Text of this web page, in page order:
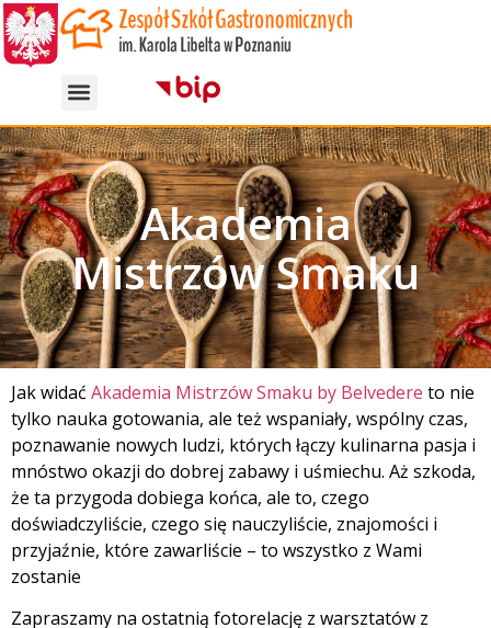
Akademia
Mistrzów Smaku
Jak widać Akademia Mistrzów Smaku by Belvedere to nie
tylko nauka gotowania, ale też wspaniały, wspólny czas,
poznawanie nowych ludzi, których łączy kulinarna pasja i
mnóstwo okazji do dobrej zabawy i uśmiechu. Aż szkoda,
że ta przygoda dobiega końca, ale to, czego
doświadczyliście, czego się nauczyliście, znajomości i
przyjaźnie, które zawarliście – to wszystko z Wami
zostanie
Zapraszamy na ostatnią fotorelację z warsztatów z